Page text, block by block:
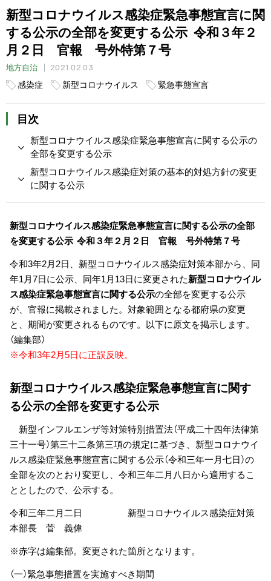
新型コロナウイルス感染症緊急事態宣言に関
する公示の全部を変更する公示 令和３年２
月２日 官報 号外特第７号
地方自治
2021.02.03
感染症
新型コロナウイルス 緊急事態宣言
目次
新型コロナウイルス感染症緊急事態宣言に関する公示の
全部を変更する公示
新型コロナウイルス感染症対策の基本的対処方針の変更
に関する公示
新型コロナウイルス感染症緊急事態宣言に関する公示の全部
を変更する公示 令和３年２月２日 官報 号外特第７号
令和3年2月2日、新型コロナウイルス感染症対策本部から、同
年1月7日に公示、同年1月13日に変更された新型コロナウイル
ス感染症緊急事態宣言に関する公示の全部を変更する公示
が、官報に掲載されました。対象範囲となる都府県の変更
と、期間が変更されるものです。以下に原文を掲示します。
（編集部）
※令和3年2月5日に正誤反映。
新型コロナウイルス感染症緊急事態宣言に関す
る公示の全部を変更する公示
新型インフルエンザ等対策特別措置法（平成二十四年法律第
三十一号）第三十二条第三項の規定に基づき、新型コロナウイ
ルス感染症緊急事態宣言に関する公示（令和三年一月七日）の
全部を次のとおり変更し、令和三年二月八日から適用するこ
ととしたので、公示する。
令和三年二月二日 新型コロナウイルス感染症対策
本部長 菅 義偉
※赤字は編集部。変更された箇所となります。
（一）緊急事態措置を実施すべき期間